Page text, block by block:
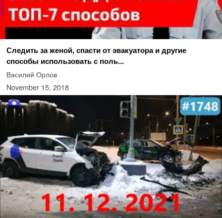
Следить за женой, спасти от эвакуатора и другие
способы использовать с поль...
Василий Орлов
November 15, 2018